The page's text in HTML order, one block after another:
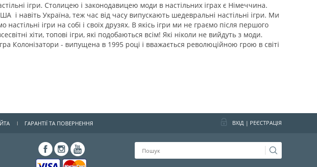
ігри. Столицею і законодавицею моди в настільних іграх є Німеччина.
і навіть Україна, теж час від часу випускають шедевральні настільні ігри. Ми
ігри на собі і своїх друзях. В якісь ігри ми не граємо після першого
хіти, топові ігри, які подобаються всім! Які ніколи не вийдуть з моди.
Колонізатори - випущена в 1995 році і вважається революційною грою в світі
ГАРАНТІЇ ТА ПОВЕРНЕННЯ ВХІД | РЕЄСТРАЦІЯ